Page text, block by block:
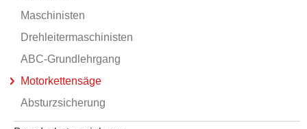
Maschinisten
Drehleitermaschinisten
ABC-Grundlehrgang
Motorkettensäge
Absturzsicherung